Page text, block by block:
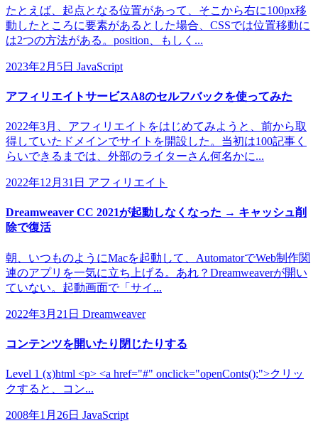
たとえば、起点となる位置があって、そこから右に100px移
動したところに要素があるとした場合、CSSでは位置移動に
は2つの方法がある。position、もしく...
2023年2月5日 JavaScript
アフィリエイトサービスA8のセルフバックを使ってみた
2022年3月、アフィリエイトをはじめてみようと、前から取
得していたドメインでサイトを開設した。当初は100記事く
らいできるまでは、外部のライターさん何名かに...
2022年12月31日 アフィリエイト
Dreamweaver CC 2021が起動しなくなった → キャッシュ削
除で復活
朝、いつものようにMacを起動して、AutomatorでWeb制作関
連のアプリを一気に立ち上げる。あれ？Dreamweaverが開い
ていない。起動画面で「サイ...
2022年3月21日 Dreamweaver
コンテンツを開いたり閉じたりする
Level 1 (x)html <p> <a href="#" onclick="openConts();">クリッ
クすると、コン...
2008年1月26日 JavaScript